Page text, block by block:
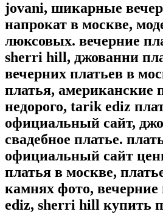
jovani, шикарные
напрокат в москве,
люксовых. вечерние
sherri hill, джованни
вечерних платьев в
платья, американские
недорого, tarik ediz
официальный сайт,
свадебное платье.
официальный сайт
платья в москве,
камнях фото,
ediz, sherri hill купить